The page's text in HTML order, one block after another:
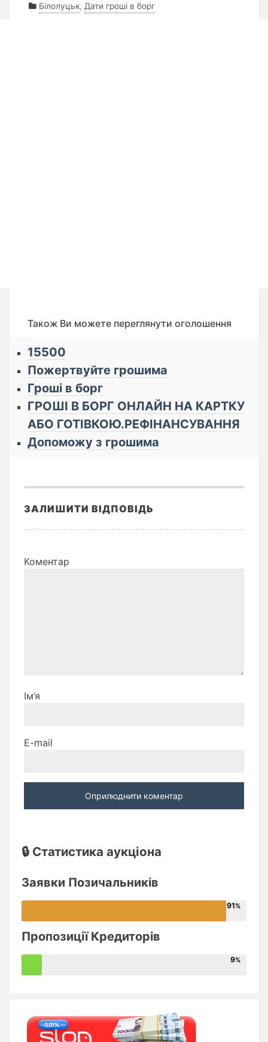
Білолуцьк, Дати гроші в борг
Також Ви можете переглянути оголошення
15500
Пожертвуйте грошима
Гроші в борг
ГРОШІ В БОРГ ОНЛАЙН НА КАРТКУ
АБО ГОТІВКОЮ.РЕФІНАНСУВАННЯ
Допоможу з грошима
ЗАЛИШИТИ ВІДПОВІДЬ
Коментар
Ім’я
E-mail
🔒 Статистика аукціона
Заявки Позичальників
91
Пропозиції Кредиторів
9